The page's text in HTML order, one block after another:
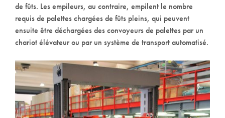
de fûts. Les empileurs, au contraire, empilent le nombre
requis de palettes chargées de fûts pleins, qui peuvent
ensuite être déchargées des convoyeurs de palettes par un
chariot élévateur ou par un système de transport automatisé.